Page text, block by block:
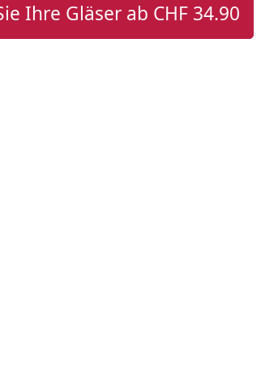
Ihre Gläser ab CHF 34.90